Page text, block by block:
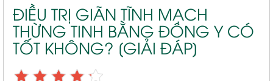
ĐIỀU TRỊ GIÃN TĨNH MẠCH
THỪNG TINH BẰNG ĐÔNG Y CÓ
TỐT KHÔNG? [GIẢI ĐÁP]